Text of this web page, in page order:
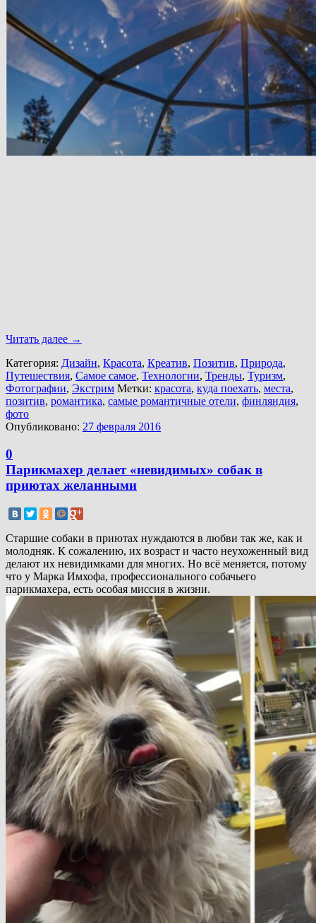
Читать далее →
Категория: Дизайн, Красота, Креатив, Позитив, Природа,
Путешествия, Самое самое, Технологии, Тренды, Туризм,
Фотографии, Экстрим Метки: красота, куда поехать, места,
позитив, романтика, самые романтичные отели, финляндия,
фото
Опубликовано: 27 февраля 2016
0
Парикмахер делает «невидимых» собак в
приютах желанными
Старшие собаки в приютах нуждаются в любви так же, как и
молодняк. К сожалению, их возраст и часто неухоженный вид
делают их невидимками для многих. Но всё меняется, потому
что у Марка Имхофа, профессионального собачьего
парикмахера, есть особая миссия в жизни.